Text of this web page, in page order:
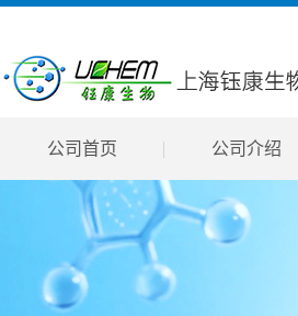
公司首页 公司介绍